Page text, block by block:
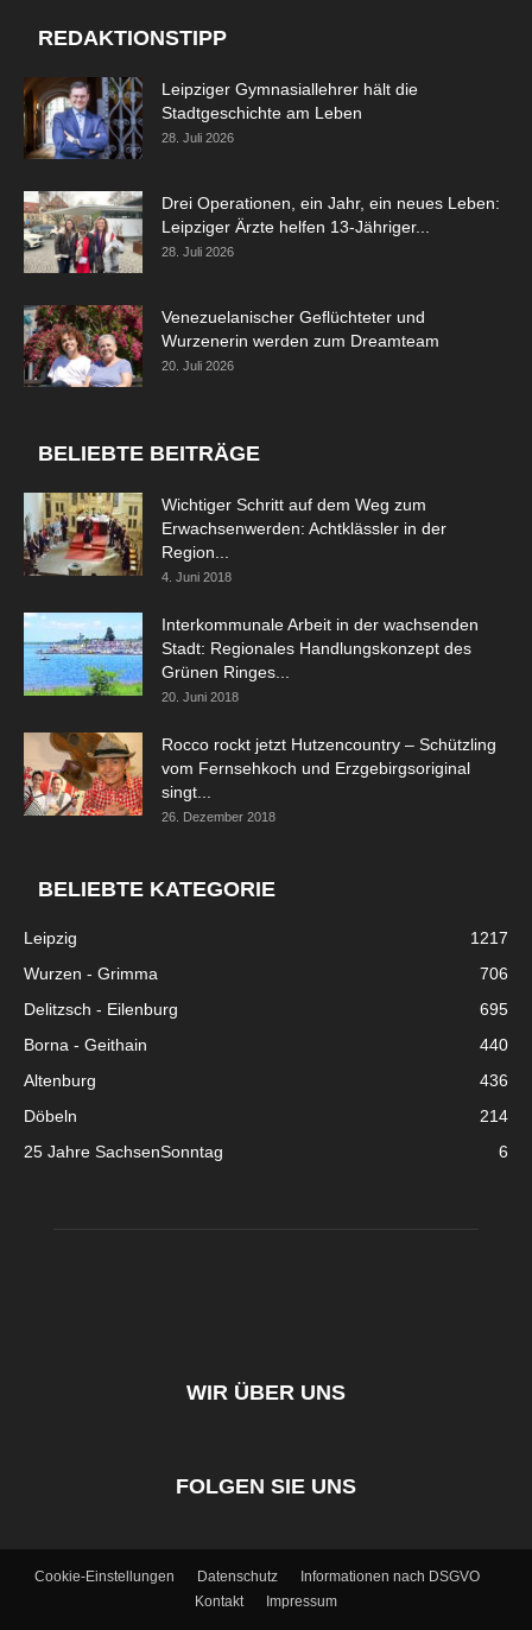
REDAKTIONSTIPP
Leipziger Gymnasiallehrer hält die
Stadtgeschichte am Leben
28. Juli 2026
Drei Operationen, ein Jahr, ein neues Leben:
Leipziger Ärzte helfen 13-Jähriger...
28. Juli 2026
Venezuelanischer Geflüchteter und
Wurzenerin werden zum Dreamteam
20. Juli 2026
BELIEBTE BEITRÄGE
Wichtiger Schritt auf dem Weg zum
Erwachsenwerden: Achtklässler in der
Region...
4. Juni 2018
Interkommunale Arbeit in der wachsenden
Stadt: Regionales Handlungskonzept des
Grünen Ringes...
20. Juni 2018
Rocco rockt jetzt Hutzencountry – Schützling
vom Fernsehkoch und Erzgebirgsoriginal
singt...
26. Dezember 2018
BELIEBTE KATEGORIE
Leipzig
1217
Wurzen - Grimma
706
Delitzsch - Eilenburg
695
Borna - Geithain
440
Altenburg
436
Döbeln
214
25 Jahre SachsenSonntag
6
WIR ÜBER UNS
FOLGEN SIE UNS
Cookie-Einstellungen Datenschutz
Informationen nach DSGVO
Kontakt
Impressum